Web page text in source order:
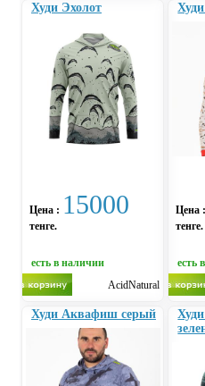
Худи Эхолот
Цена : 15000
тенге.
есть в наличии
AcidNatural
Цена
тенге.
есть
Худи Аквафиш серый